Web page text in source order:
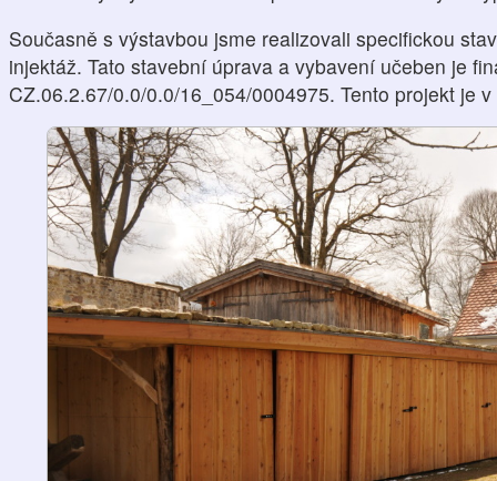
Současně s výstavbou jsme realizovali specifickou
injektáž. Tato stavební úprava a vybavení učeben je
CZ.06.2.67/0.0/0.0/16_054/0004975. Tento projekt je